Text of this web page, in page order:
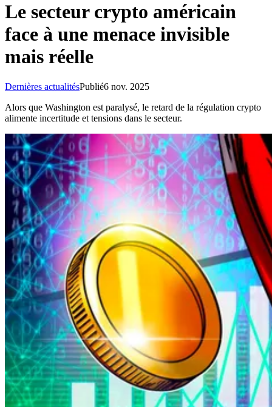
Le secteur crypto américain
face à une menace invisible
mais réelle
Dernières actualitésPublié6 nov. 2025
Alors que Washington est paralysé, le retard de la régulation crypto
alimente incertitude et tensions dans le secteur.